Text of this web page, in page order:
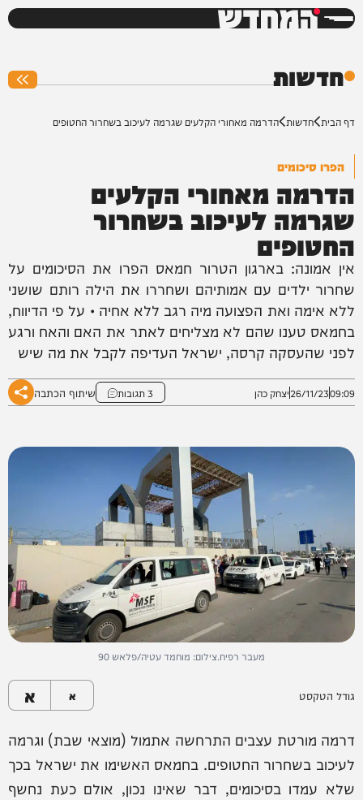
המחדש
חדשות
דף הבית חדשות הדרמה מאחורי הקלעים שגרמה לעיכוב בשחרור החטופים
הפרו סיכומים
הדרמה מאחורי הקלעים
שגרמה לעיכוב בשחרור
החטופים
אין אמונה: בארגון הטרור חמאס הפרו את הסיכומים על
שחרור ילדים עם אמותיהם ושחררו את הילה רותם שושני
ללא אימה ואת הפצועה מיה רגב ללא אחיה • על פי הדיווח,
בחמאס טענו שהם לא מצליחים לאתר את האם והאח ורגע
לפני שהעסקה קרסה, ישראל העדיפה לקבל את מה שיש
09:09
26/11/23יצחק כהן 3 תגובות שיתוף הכתבה
מעבר רפיח.צילום: מוחמד עטיה/פלאש 90
גודל הטקסט א א
דרמה מורטת עצבים התרחשה אתמול (מוצאי שבת) וגרמה
לעיכוב בשחרור החטופים. בחמאס האשימו את ישראל בכך
שלא עמדו בסיכומים, דבר שאינו נכון, אולם כעת נחשף